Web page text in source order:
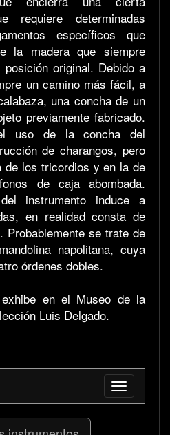
requiere determinadas
específicos que
la madera que siempre
original. Debido a
un camino más fácil, a
una concha de un
previamente fabricado.
uso de la concha del
de charangos, pero
de los tricordios y en la de
de caja abombada.
instrumento induce a
en realidad consta de
Probablemente se trate de
napolitana, cuya
órdenes dobles.
en el Museo de la
Luis Delgado.
Toggle
navigation